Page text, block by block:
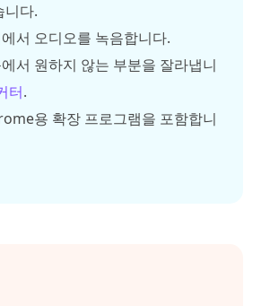
니다.
서 오디오를 녹음합니다.
서 원하지 않는 부분을 잘라냅니
터.
용 확장 프로그램을 포함합니